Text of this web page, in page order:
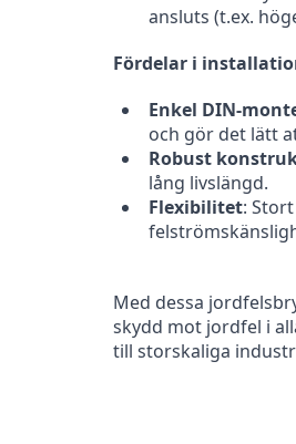
ansluts (t.ex.
Fördelar i
Enkel DIN-
och gör det lätt
Robust
lång livslängd.
Flexibilitet:
Med dessa
skydd mot jordfel i
till storskaliga